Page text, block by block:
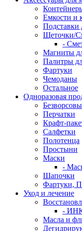
Емкости и
Подставки
Щеточки/
-
Магниты
Палитры
Фартуки
Чемоданы
Остальное
Одноразовая
Перчатки
Крафт-
Салфетки
Полотенца
Простыни
Маски
-
Шапочки
Фартуки,
Уход и лечение
-
Масла и